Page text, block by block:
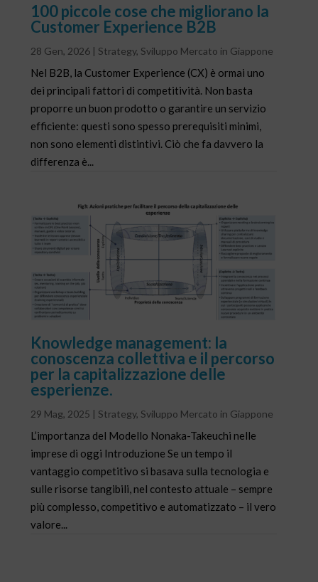
100 piccole cose che migliorano la
Customer Experience B2B
28 Gen, 2026 | Strategy, Sviluppo Mercato in Giappone
Nel B2B, la Customer Experience (CX) è ormai uno
dei principali fattori di competitività. Non basta
proporre un buon prodotto o garantire un servizio
efficiente: questi sono spesso prerequisiti minimi,
non sono elementi distintivi. Ciò che fa davvero la
differenza è...
Knowledge management: la
conoscenza collettiva e il percorso
per la capitalizzazione delle
esperienze.
29 Mag, 2025 | Strategy, Sviluppo Mercato in Giappone
L’importanza del Modello Nonaka-Takeuchi nelle
imprese di oggi Introduzione Se un tempo il
vantaggio competitivo si basava sulla tecnologia e
sulle risorse tangibili, nel contesto attuale – sempre
più complesso, competitivo e automatizzato – il vero
valore...